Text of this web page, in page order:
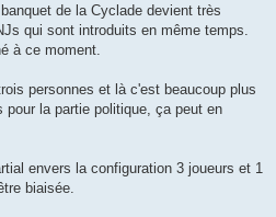
de la Cyclade devient très
qui sont introduits en même temps.
à ce moment.
personnes et là c'est beaucoup plus
la partie politique, ça peut en
envers la configuration 3 joueurs et 1
biaisée.